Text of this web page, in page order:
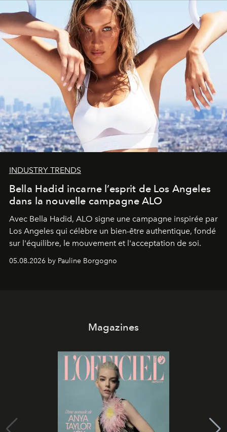
INDUSTRY TRENDS
Bella Hadid incarne l’esprit de Los Angeles
dans la nouvelle campagne ALO
Avec Bella Hadid, ALO signe une campagne inspirée par
Los Angeles qui célèbre un bien-être authentique, fondé
sur l'équilibre, le mouvement et l'acceptation de soi.
05.08.2026 by Pauline Borgogno
Magazines